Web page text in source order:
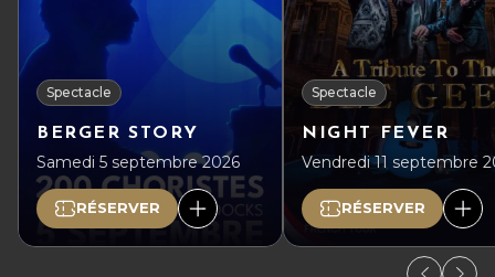
Spectacle
BERGER STORY
Samedi 5 septembre 2026
RÉSERVER
Spectacle
NIGHT FEVER
Vendredi 11 septembre
RÉSERVER